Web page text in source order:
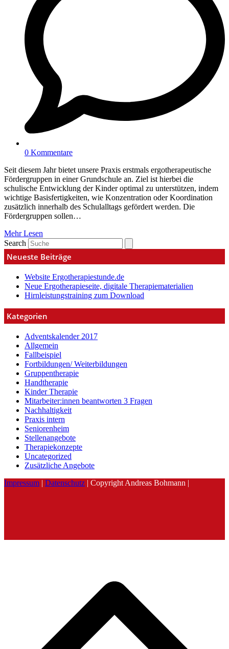
0 Kommentare
Seit diesem Jahr bietet unsere Praxis erstmals ergotherapeutische
Fördergruppen in einer Grundschule an. Ziel ist hierbei die
schulische Entwicklung der Kinder optimal zu unterstützen, indem
wichtige Basisfertigkeiten, wie Konzentration oder Koordination
zusätzlich innerhalb des Schulalltags gefördert werden. Die
Fördergruppen sollen…
Mehr Lesen
Search
Neueste Beiträge
Website Ergotherapiestunde.de
Neue Ergotherapieseite, digitale Therapiematerialien
Hirnleistungstraining zum Download
Kategorien
Adventskalender 2017
Allgemein
Fallbeispiel
Fortbildungen/ Weiterbildungen
Gruppentherapie
Handtherapie
Kinder Therapie
Mitarbeiter:innen beantworten 3 Fragen
Nachhaltigkeit
Praxis intern
Seniorenheim
Stellenangebote
Therapiekonzepte
Uncategorized
Zusätzliche Angebote
Impressum | Datenschutz | Copyright Andreas Bohmann |